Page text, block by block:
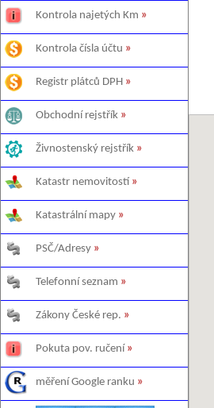
Kontrola najetých Km »
Kontrola čísla účtu »
Registr plátců DPH »
Obchodní rejstřík »
Živnostenský rejstřík »
Katastr nemovitostí »
Katastrální mapy »
PSČ/Adresy »
Telefonní seznam »
Zákony České rep. »
Pokuta pov. ručení »
měření Google ranku »